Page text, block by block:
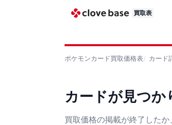
買取表
ポケモンカード買取価格表 カード
カードが見つか
買取価格の掲載が終了したか